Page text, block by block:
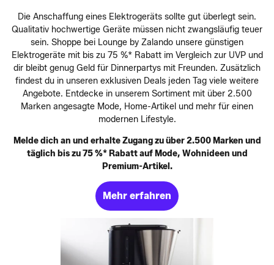
Die Anschaffung eines Elektrogeräts sollte gut überlegt sein.
Qualitativ hochwertige Geräte müssen nicht zwangsläufig teuer
sein. Shoppe bei Lounge by Zalando unsere günstigen
Elektrogeräte mit bis zu 75 %* Rabatt im Vergleich zur UVP und
dir bleibt genug Geld für Dinnerpartys mit Freunden. Zusätzlich
findest du in unseren exklusiven Deals jeden Tag viele weitere
Angebote. Entdecke in unserem Sortiment mit über 2.500
Marken angesagte Mode, Home-Artikel und mehr für einen
modernen Lifestyle.
Melde dich an und erhalte Zugang zu über 2.500 Marken und
täglich bis zu 75 %* Rabatt auf Mode, Wohnideen und
Premium-Artikel.
Mehr erfahren